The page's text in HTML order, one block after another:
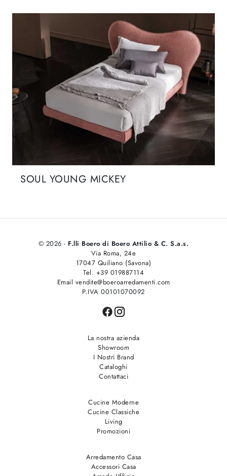
SOUL YOUNG MICKEY
© 2026 - F.lli Boero di Boero Attilio & C. S.a.s.
Via Roma, 24e
17047 Quiliano (Savona)
Tel. +39 019887114
Email vendite@boeroarredamenti.com
P.IVA 00101070092
La nostra azienda
Showroom
I Nostri Brand
Cataloghi
Contattaci
Cucine Moderne
Cucine Classiche
Living
Promozioni
Arredamento Casa
Accessori Casa